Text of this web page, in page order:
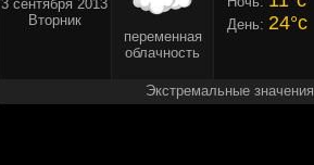
3 сентября 2013
Вторник
переменная
облачность
День: 24°c
Экстремальные